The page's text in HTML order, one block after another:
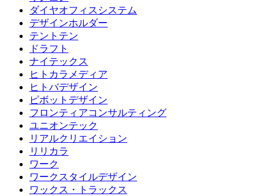
ダイヤオフィスシステム
デザインホルダー
テントテン
ドラフト
ナイテックス
ヒトカラメディア
ヒトバデザイン
ピボットデザイン
フロンティアコンサルティング
ユニオンテック
リアルクリエイション
リリカラ
ワーク
ワークスタイルデザイン
ワックス・トラックス